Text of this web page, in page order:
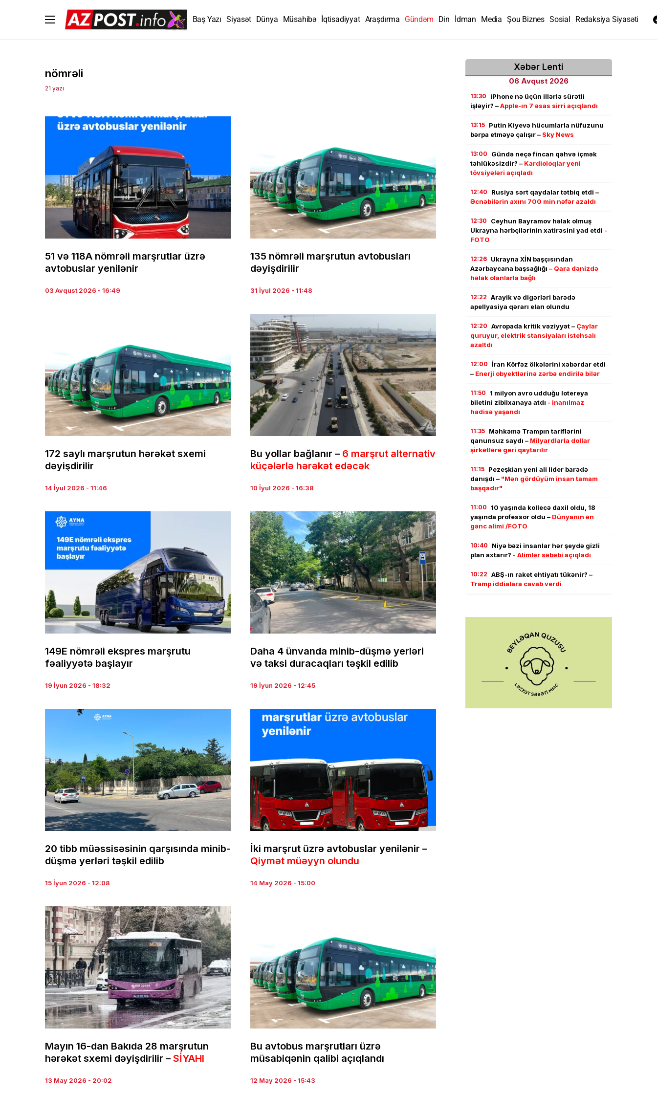
Baş Yazı Siyasət Dünya Müsahibə İqtisadiyyat Araşdırma Gündəm Din İdman Media Şou Biznes Sosial Redaksiya Siyasəti
nömrəli
21 yazı
51 və 118A nömrəli marşrutlar üzrə
avtobuslar yenilənir
03 Avqust 2026 - 16:49
135 nömrəli marşrutun avtobusları
dəyişdirilir
31 İyul 2026 - 11:48
172 saylı marşrutun hərəkət sxemi
dəyişdirilir
14 İyul 2026 - 11:46
Bu yollar bağlanır – 6 marşrut alternativ
küçələrlə hərəkət edəcək
10 İyul 2026 - 16:38
149E nömrəli ekspres marşrutu
fəaliyyətə başlayır
19 İyun 2026 - 18:32
Daha 4 ünvanda minib-düşmə yerləri
və taksi duracaqları təşkil edilib
19 İyun 2026 - 12:45
20 tibb müəssisəsinin qarşısında minib-
düşmə yerləri təşkil edilib
15 İyun 2026 - 12:08
İki marşrut üzrə avtobuslar yenilənir –
Qiymət müəyyn olundu
14 May 2026 - 15:00
Mayın 16-dan Bakıda 28 marşrutun
hərəkət sxemi dəyişdirilir – SİYAHI
13 May 2026 - 20:02
Bu avtobus marşrutları üzrə
müsabiqənin qalibi açıqlandı
12 May 2026 - 15:43
Xəbər Lenti
06 Avqust 2026
13:30
iPhone nə üçün illərlə sürətli
işləyir? –Apple-ın 7 əsas sirri açıqlandı
13:15 Putin Kiyevə hücumlarla nüfuzunu
bərpa etməyə çalışır – Sky News
13:00
Gündə neçə fincan qəhvə içmək
təhlükəsizdir? – Kardioloqlar yeni
tövsiyələri açıqladı
12:40
Rusiya sərt qaydalar tətbiq etdi –
Əcnəbilərin axını 700 min nəfər azaldı
12:30
Ceyhun Bayramov həlak olmuş
Ukrayna hərbçilərinin xatirəsini yad etdi -
FOTO
12:26 Ukrayna XİN başçısından
Azərbaycana başsağlığı – Qara dənizdə
həlak olanlarla bağlı
12:22 Arayik və digərləri barədə
apellyasiya qərarı elan olundu
12:20 Avropada kritik vəziyyət – Çaylar
quruyur, elektrik stansiyaları istehsalı
azaltdı
12:00 İran Körfəz ölkələrini xəbərdar etdi
– Enerji obyektlərinə zərbə endirilə bilər
11:50
1 milyon avro udduğu lotereya
biletini zibilxanaya atdı - inanılmaz
hadisə yaşandı
11:35 Məhkəmə Trampın tariflərini
qanunsuz saydı – Milyardlarla dollar
şirkətlərə geri qaytarılır
11:15 Pezeşkian yeni ali lider barədə
danışdı – "Mən gördüyüm insan tamam
başqadır"
11:00
10 yaşında kollecə daxil oldu, 18
yaşında professor oldu – Dünyanın ən
gənc alimi /FOTO
10:40
Niyə bəzi insanlar hər şeydə gizli
plan axtarır? - Alimlər səbəbi açıqladı
10:22 ABŞ-ın raket ehtiyatı tükənir? –
Tramp iddialara cavab verdi